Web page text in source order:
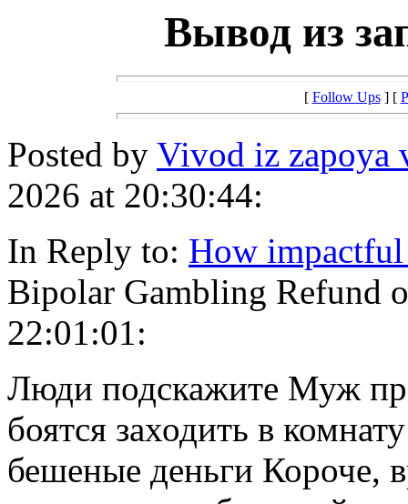
Вывод из
[ Follow Ups] [
Posted by Vivod iz zapoya
2026 at 20:30:44:
In Reply to: How
Bipolar Gambling Refund
22:01:01:
Люди подскажите Муж
боятся заходить в
бешеные деньги Короче,